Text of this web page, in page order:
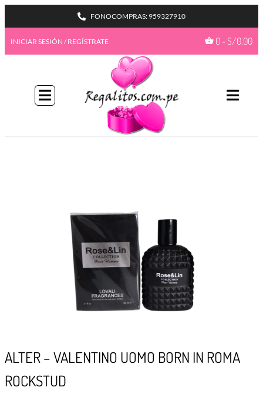
FONOCOMPRAS: 959327910
INICIAR SESIÓN / REGÍSTRATE 0-S/0.00
ALTER – VALENTINO UOMO BORN IN ROMA
ROCKSTUD
BIENVENIDA A NUESTRO
PROGAMA GIFTBENEFITS
HAZTE MIEMBRO
Con más formas de desbloquear beneficios
emocionantes, este es su pase de acceso total a
Ir a mis
GiftPoints
GIFTPOINTS
!Gana GiftPoints por diferentes acciones y
convierte esos GiftPoints en increíbles
recompensas!